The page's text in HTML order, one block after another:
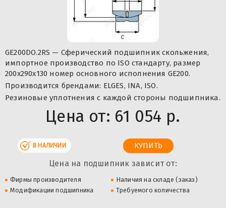
GE200DO.2RS — Сферический подшипник скольжения,
импортное производство по ISO стандарту, размер
200x290x130 номер основного исполнения GE200.
Производится брендами: ELGES, INA, ISO.
Резиновые уплотнения с каждой стороны подшипника.
Цена от: 61 054 р.
В НАЛИЧИИ
Цена на подшипник зависит от:
Фирмы производителя
Наличия на складе (заказ)
Модификации подшипника
Требуемого количества